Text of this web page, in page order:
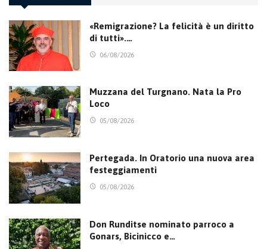
«Remigrazione? La felicità è un diritto
di tutti».…
06/08/2026
Muzzana del Turgnano. Nata la Pro
Loco
05/08/2026
Pertegada. In Oratorio una nuova area
festeggiamenti
05/08/2026
Don Runditse nominato parroco a
Gonars, Bicinicco e…